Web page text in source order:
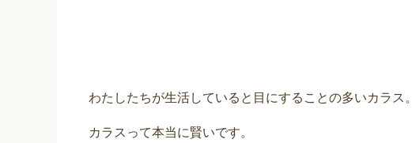
わたしたちが生活していると目にすることの多いカラス。
カラスって本当に賢いです。